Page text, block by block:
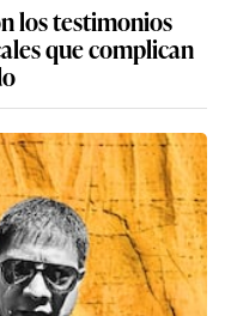
los testimonios
que complican